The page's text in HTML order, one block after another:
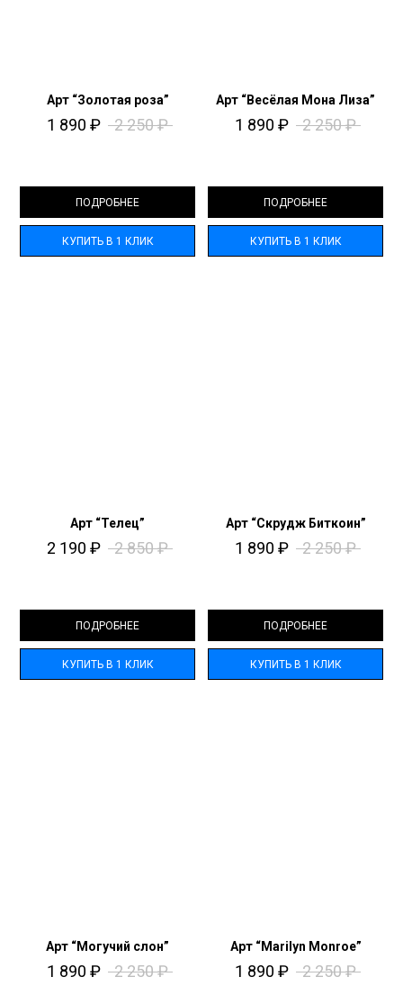
Арт “Золотая роза”
1 890 ₽ 2 250₽
ПОДРОБНЕЕ
КУПИТЬ В 1 КЛИК
Арт “Весёлая Мона Лиза”
1 890 ₽ 2 250₽
ПОДРОБНЕЕ
КУПИТЬ В 1 КЛИК
Арт “Телец”
2 190 ₽ 2 850₽
ПОДРОБНЕЕ
КУПИТЬ В 1 КЛИК
Арт “Скрудж Биткоин”
1 890 ₽ 2 250₽
ПОДРОБНЕЕ
КУПИТЬ В 1 КЛИК
Арт “Могучий слон”
1 890 ₽ 2 250₽
Арт “Marilyn Monroe”
1 890 ₽ 2 250₽